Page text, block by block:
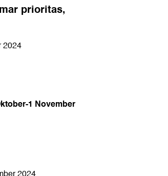
prioritas,
2024
1 November